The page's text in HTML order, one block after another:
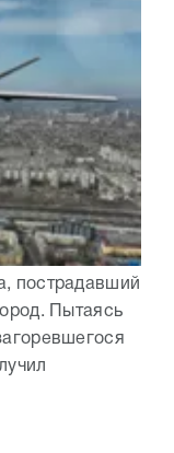
пострадавший
Пытаясь